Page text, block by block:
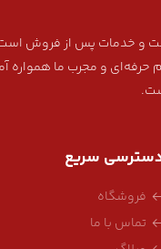
و خدمات پس از فروش است
و مجرب ما همواره
سریع
فروشگاه
تماس با ما